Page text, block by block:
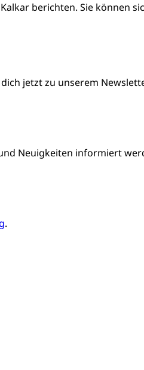
berichten. Sie können
jetzt zu unserem
Neuigkeiten informiert
.